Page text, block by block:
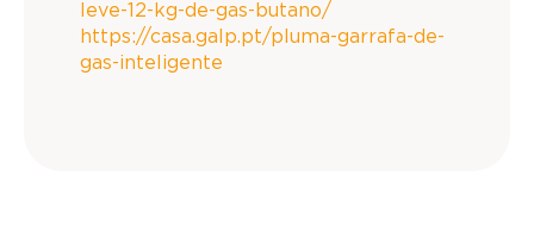
leve-12-kg-de-gas-butano/
https://casa.galp.pt/pluma-garrafa-de-
gas-inteligente